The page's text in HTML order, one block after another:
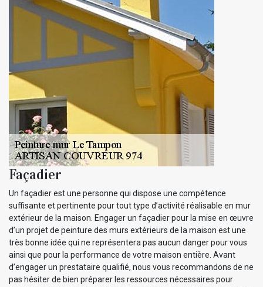
Façadier
Un façadier est une personne qui dispose une compétence
suffisante et pertinente pour tout type d’activité réalisable en mur
extérieur de la maison. Engager un façadier pour la mise en œuvre
d’un projet de peinture des murs extérieurs de la maison est une
très bonne idée qui ne représentera pas aucun danger pour vous
ainsi que pour la performance de votre maison entière. Avant
d’engager un prestataire qualifié, nous vous recommandons de ne
pas hésiter de bien préparer les ressources nécessaires pour